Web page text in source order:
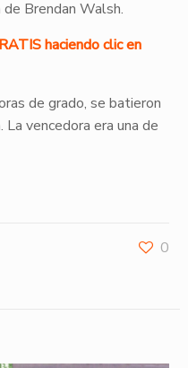
Brendan Walsh.
haciendo clic en
de grado, se batieron
vencedora era una de
0